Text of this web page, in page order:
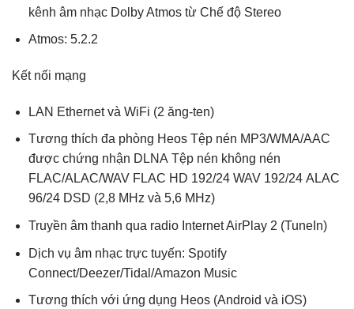
kênh âm nhạc Dolby Atmos từ Chế độ Stereo
Atmos: 5.2.2
Kết nối mạng
LAN Ethernet và WiFi (2 ăng-ten)
Tương thích đa phòng Heos Tệp nén MP3/WMA/AAC
được chứng nhận DLNA Tệp nén không nén
FLAC/ALAC/WAV FLAC HD 192/24 WAV 192/24 ALAC
96/24 DSD (2,8 MHz và 5,6 MHz)
Truyền âm thanh qua radio Internet AirPlay 2 (TuneIn)
Dịch vụ âm nhạc trực tuyến: Spotify
Connect/Deezer/Tidal/Amazon Music
Tương thích với ứng dụng Heos (Android và iOS)